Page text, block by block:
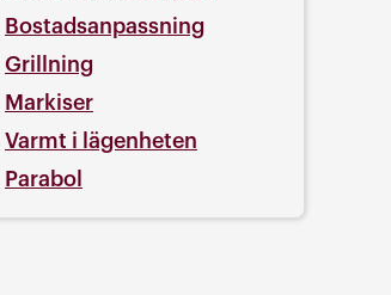
Bostadsanpassning
Grillning
Markiser
Varmt i lägenheten
Parabol